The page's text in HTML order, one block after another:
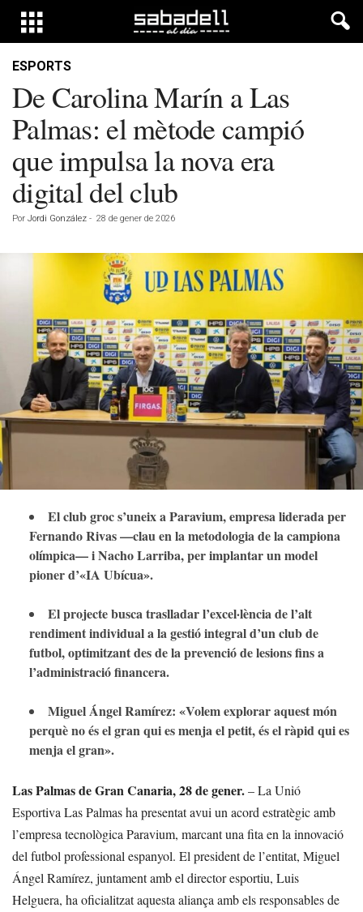
ESPORTS
De Carolina Marín a Las
Palmas: el mètode campió
que impulsa la nova era
digital del club
Por Jordi González - 28 de gener de 2026
El club groc s’uneix a Paravium, empresa liderada per
Fernando Rivas —clau en la metodologia de la campiona
olímpica— i Nacho Larriba, per implantar un model
pioner d’«IA Ubícua».
El projecte busca traslladar l’excel·lència de l’alt
rendiment individual a la gestió integral d’un club de
futbol, optimitzant des de la prevenció de lesions fins a
l’administració financera.
Miguel Ángel Ramírez: «Volem explorar aquest món
perquè no és el gran qui es menja el petit, és el ràpid qui es
menja el gran».
Las Palmas de Gran Canaria, 28 de gener.– La Unió
Esportiva Las Palmas ha presentat avui un acord estratègic amb
l’empresa tecnològica Paravium, marcant una fita en la innovació
del futbol professional espanyol. El president de l’entitat, Miguel
Ángel Ramírez, juntament amb el director esportiu, Luis
Helguera, ha oficialitzat aquesta aliança amb els responsables de